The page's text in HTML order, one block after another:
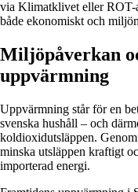
via Klimatklivet eller ROT-
både ekonomiskt och
Miljöpåverkan
uppvärmning
Uppvärmning står för en
svenska hushåll – och
koldioxidutsläppen.
minska utsläppen kraftigt
importerad energi.